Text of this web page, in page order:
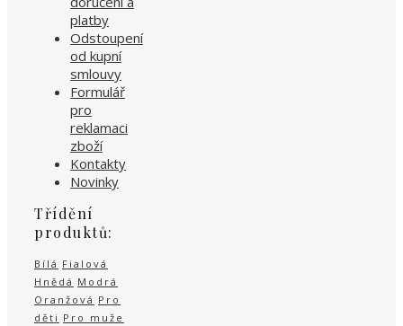
platby
Odstoupení
od kupní
smlouvy
Formulář
pro
reklamaci
zboží
Kontakty
Novinky
Třídění
produktů:
Bílá Fialová
Hnědá Modrá
Oranžová Pro
děti Pro muže